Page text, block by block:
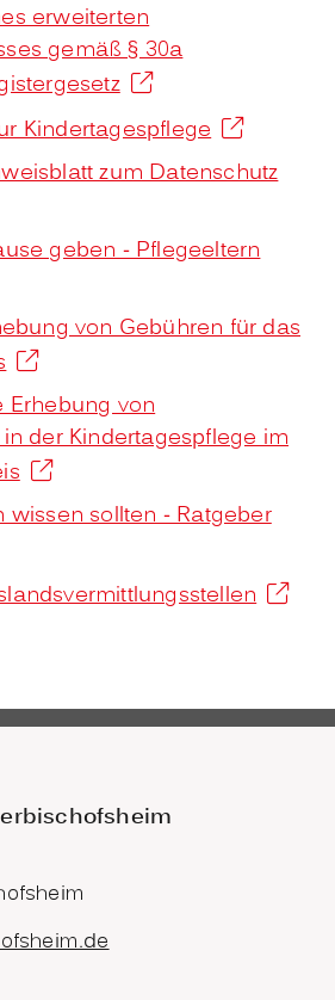
erweiterten
gemäß § 30a
Kindertagespflege
zum Datenschutz
geben - Pflegeeltern
von Gebühren für das
Erhebung von
der Kindertagespflege im
wissen sollten - Ratgeber